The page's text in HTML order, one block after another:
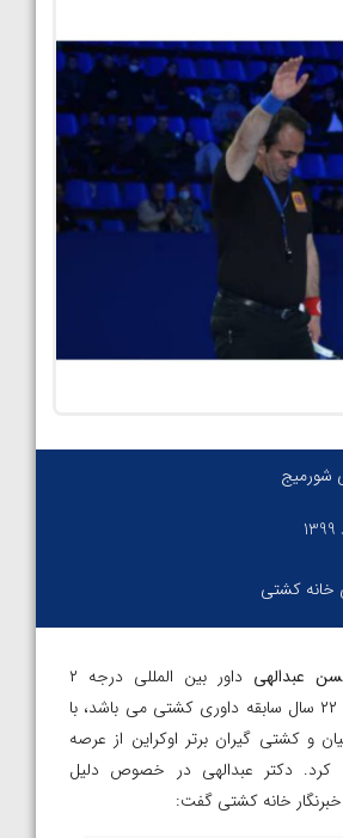
شورمیج
کشتی
عبدالهی
داور بین المللی درجه ۲
کشورمان که دارای ۲۲ سال سابقه داوری کشتی می باشد، با
و کشتی گیران برتر اوکراین از عرصه
کرد. دکتر عبدالهی در خصوص دلیل
خانه کشتی گفت: